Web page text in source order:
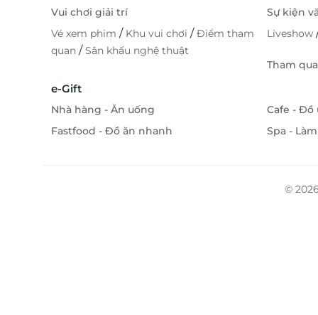
Vui chơi giải trí
Vé xem phim / Khu vui chơi /Điểm tham
quan /Sân khấu nghệ thuật
Sự kiện
Liveshow
Tham
e-Gift
Nhà hàng - Ăn uống
Fastfood - Đồ ăn nhanh
Cafe - Đồ
Spa -
©